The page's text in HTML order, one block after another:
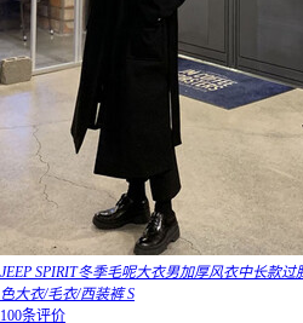
JEEP SPIRIT冬季毛呢大衣男加厚风衣中长款
色大衣/毛衣/西装裤 S
100条评价